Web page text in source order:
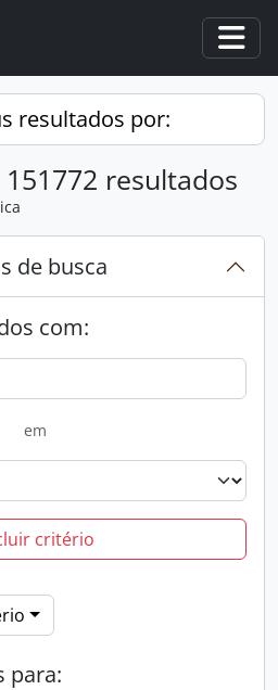
resultados por:
resultados
de busca
com:
em
critério
para: